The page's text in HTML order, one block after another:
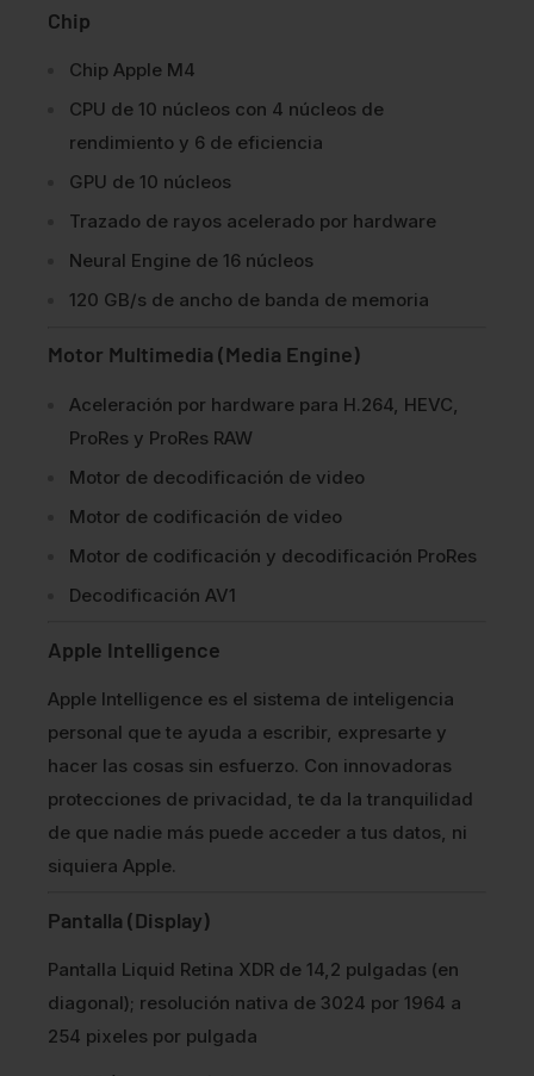
Chip
Chip Apple M4
CPU de 10 núcleos con 4 núcleos de
rendimiento y 6 de eficiencia
GPU de 10 núcleos
Trazado de rayos acelerado por hardware
Neural Engine de 16 núcleos
120 GB/s de ancho de banda de memoria
Motor Multimedia (Media Engine)
Aceleración por hardware para H.264, HEVC,
ProRes y ProRes RAW
Motor de decodificación de video
Motor de codificación de video
Motor de codificación y decodificación ProRes
Decodificación AV1
Apple Intelligence
Apple Intelligence es el sistema de inteligencia
personal que te ayuda a escribir, expresarte y
hacer las cosas sin esfuerzo. Con innovadoras
protecciones de privacidad, te da la tranquilidad
de que nadie más puede acceder a tus datos, ni
siquiera Apple.
Pantalla (Display)
Pantalla Liquid Retina XDR de 14,2 pulgadas (en
diagonal); resolución nativa de 3024 por 1964 a
254 pixeles por pulgada